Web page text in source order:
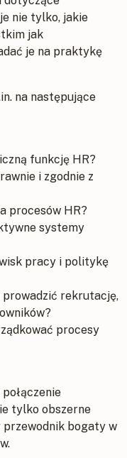
nie tylko, jakie
jak
je na praktykę
na następujące
funkcję HR?
i zgodnie z
procesów HR?
systemy
pracy i politykę
prowadzić rekrutację,
procesy
tylko obszerne
bogaty w